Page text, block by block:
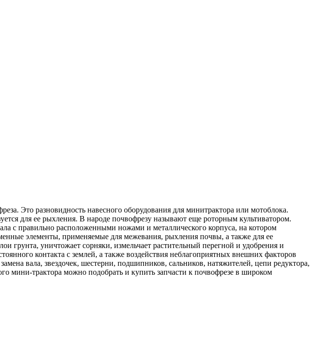
Это разновидность навесного оборудования для минитрактора или мотоблока.
для ее рыхления. В народе почвофрезу называют еще роторным культиватором.
с правильно расположенными ножами и металлического корпуса, на котором
элементы, применяемые для межевания, рыхления почвы, а также для ее
грунта, уничтожает сорняки, измельчает растительный перегной и удобрения и
контакта с землей, а также воздействия неблагоприятных внешних факторов
вала, звездочек, шестерни, подшипников, сальников, натяжителей, цепи редуктора,
мини-трактора можно подобрать и купить запчасти к почвофрезе в широком